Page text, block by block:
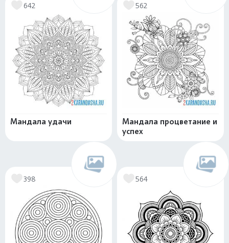
642
Мандала удачи
562
Мандала процветание и
успех
398 564